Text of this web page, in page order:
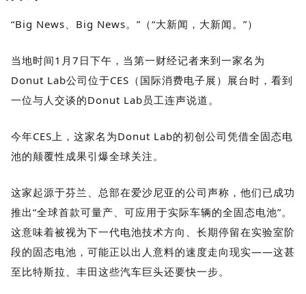
“Big News、Big News。”（“大新闻，大新闻。”）
当地时间1月7日下午，当第一财经记者来到一家名为
Donut Lab公司位于CES（国际消费电子展）展台时，看到
一位与人交谈的Donut Lab员工连声说道。
今年CES上，这家名为Donut Lab的初创公司凭借全固态电
池的颠覆性成果引爆全球关注。
这家起源于芬兰、总部在爱沙尼亚的公司声称，他们已成功
推出“全球首款可量产、可应用于实际车辆的全固态电池”。
这意味着被视为下一代电池技术方向、长期停留在实验室阶
段的固态电池，可能正以出人意料的速度走向现实——这甚
至比特斯拉、丰田这些汽车巨头还要快一步。